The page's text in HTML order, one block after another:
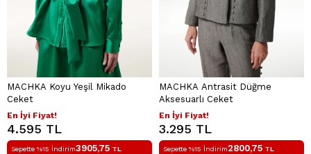
MACHKA Koyu Yeşil Mikado
Ceket
En İyi Fiyat!
4.595 TL
Sepette %15 İndirim3905,75 TL
MACHKA Antrasit Düğme
Aksesuarlı Ceket
En İyi Fiyat!
3.295 TL
Sepette %15 İndirim2800,75 TL